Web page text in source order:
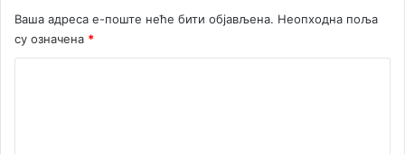
Ваша адреса е-поште неће бити објављена. Неопходна поља
су означена *